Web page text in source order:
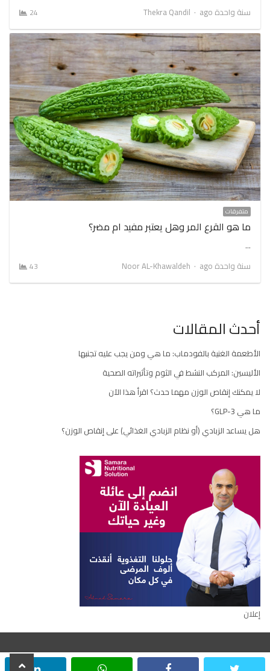
سنة واحدة ago
Author
Thekra Qandil
24
متفرقات
ما هو القرع المر وهل يعتبر مفيد ام مضر؟
…
سنة واحدة ago
Author
Noor AL-Khawaldeh
43
أحدث المقالات
الأطعمة الغنية بالفودماب: ما هي ومن يجب عليه تجنبها
الأليسين: المركب النشط في الثوم وتأثيراته الصحية
لا يمكنك إنقاص الوزن مهما حدث؟ اقرأ هذا الآن
ما هي GLP-3؟
هل يساعد الزبادي (أو نظام الزبادي الغذائي) على إنقاص الوزن؟
إعلان
scroll